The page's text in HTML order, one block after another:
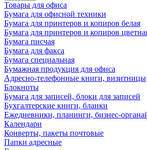
Товары для офиса
Бумага для офисной техники
Бумага для принтеров и копиров белая
Бумага для принтеров и копиров
Бумага писчая
Бумага для факса
Бумага специальная
Бумажная продукция для офиса
Адресно-телефонные книги, визитницы
Блокноты
Бумага для записей, блоки для записей
Бухгалтерские книги, бланки
Ежедневники, планинги, бизнес-
Календари
Конверты, пакеты почтовые
Папки адресные